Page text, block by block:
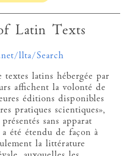
Latin Texts
llta/Search
textes latins hébergée par
affichent la volonté de
éditions disponibles
pratiques scientiques»,
sans apparat
été étendu de façon à
la littérature